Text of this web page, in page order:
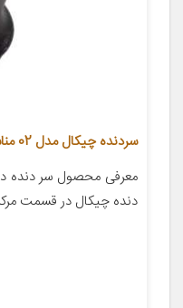
سردنده چیکال مدل 02 مناسب برای پژو 405
معرفی محصول سر دنده
دنده چیکال در قسمت